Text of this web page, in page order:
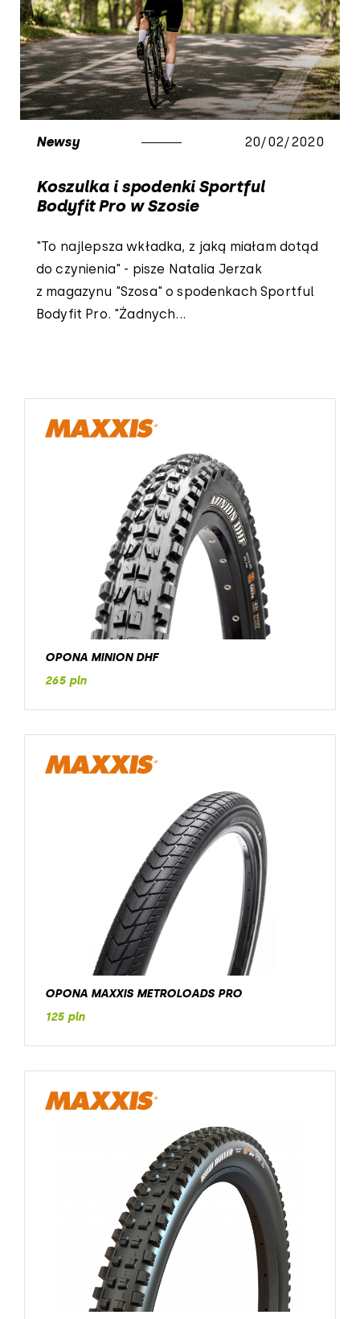
Newsy 20/02/2020
Koszulka i spodenki Sportful
Bodyfit Pro w Szosie
"To najlepsza wkładka, z jaką miałam dotąd
do czynienia" - pisze Natalia Jerzak
z magazynu "Szosa" o spodenkach Sportful
Bodyfit Pro. "Żadnych...
OPONA MINION DHF
265 pln
OPONA MAXXIS METROLOADS PRO
125 pln